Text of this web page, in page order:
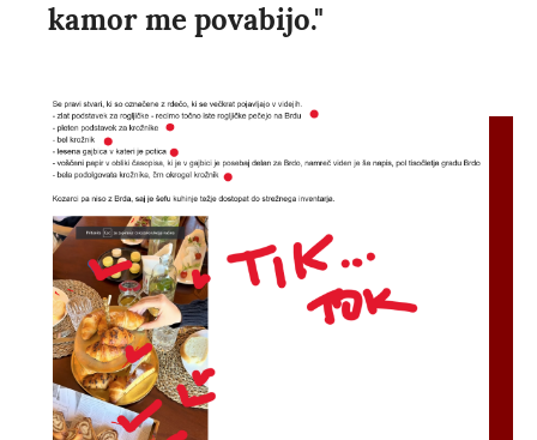
kamor me povabijo."